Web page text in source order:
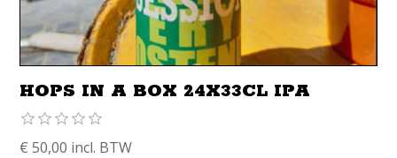
HOPS IN A BOX 24X33CL IPA
€ 50,00 incl. BTW